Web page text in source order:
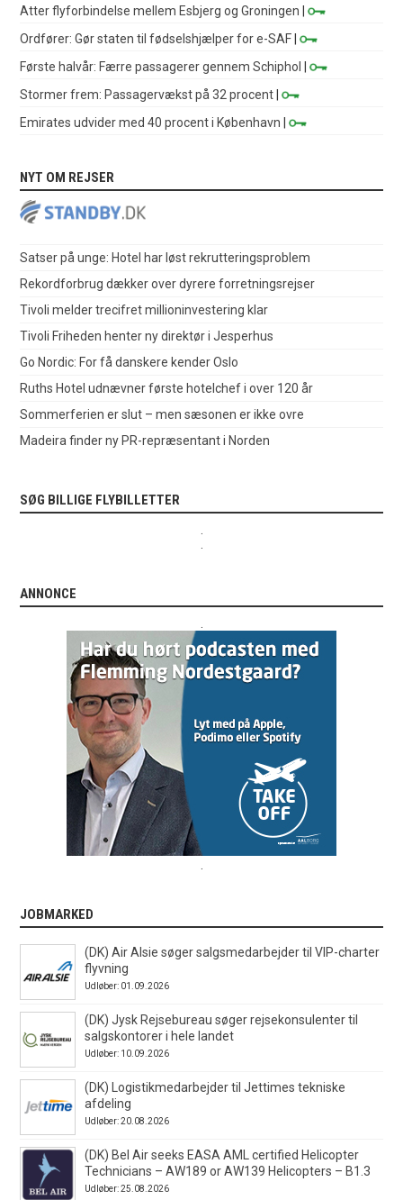
Atter flyforbindelse mellem Esbjerg og Groningen |
Ordfører: Gør staten til fødselshjælper for e-SAF |
Første halvår: Færre passagerer gennem Schiphol
|
Stormer frem: Passagervækst på 32 procent |
Emirates udvider med 40 procent i København |
NYT OM REJSER
Satser på unge: Hotel har løst rekrutteringsproblem
Rekordforbrug dækker over dyrere forretningsrejser
Tivoli melder trecifret millioninvestering klar
Tivoli Friheden henter ny direktør i Jesperhus
Go Nordic: For få danskere kender Oslo
Ruths Hotel udnævner første hotelchef i over 120 år
Sommerferien er slut – men sæsonen er ikke ovre
Madeira finder ny PR-repræsentant i Norden
SØG BILLIGE FLYBILLETTER
ANNONCE
JOBMARKED
(DK) Air Alsie søger salgsmedarbejder til VIP-charter
flyvning
Udløber: 01.09.2026
(DK) Jysk Rejsebureau søger rejsekonsulenter til
salgskontorer i hele landet
Udløber: 10.09.2026
(DK) Logistikmedarbejder til Jettimes tekniske
afdeling
Udløber: 20.08.2026
(DK) Bel Air seeks EASA AML certified Helicopter
Technicians – AW189 or AW139 Helicopters – B1.3
Udløber: 25.08.2026